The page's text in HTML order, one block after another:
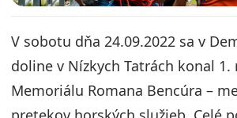
V sobotu dňa 24.09.2022 sa v
doline v Nízkych Tatrách konal 1.
Memoriálu Romana Bencúra –